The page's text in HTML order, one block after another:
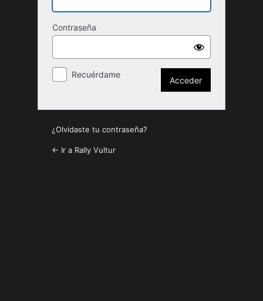
Contraseña
Recuérdame
¿Olvidaste tu contraseña?
← Ir a Rally Vultur